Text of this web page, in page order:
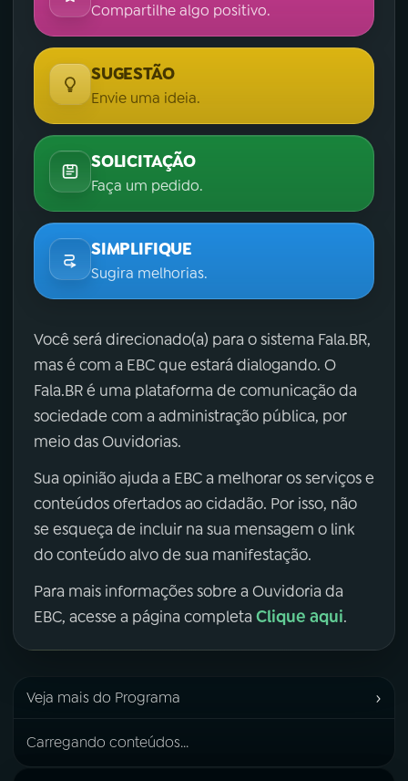
Compartilhe algo positivo.
SUGESTÃO
Envie uma ideia.
SOLICITAÇÃO
Faça um pedido.
SIMPLIFIQUE
Sugira melhorias.
Você será direcionado(a) para o sistema Fala.BR,
mas é com a EBC que estará dialogando. O
Fala.BR é uma plataforma de comunicação da
sociedade com a administração pública, por
meio das Ouvidorias.
Sua opinião ajuda a EBC a melhorar os serviços e
conteúdos ofertados ao cidadão. Por isso, não
se esqueça de incluir na sua mensagem o link
do conteúdo alvo de sua manifestação.
Para mais informações sobre a Ouvidoria da
EBC, acesse a página completa Clique aqui.
Veja mais do Programa ›
Carregando conteúdos...